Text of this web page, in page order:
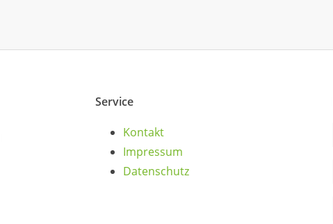
Service
Kontakt
Impressum
Datenschutz